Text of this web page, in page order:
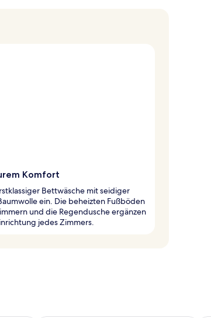
Komfort
Bettwäsche mit seidiger
ein. Die beheizten Fußböden
und die Regendusche ergänzen
jedes Zimmers.